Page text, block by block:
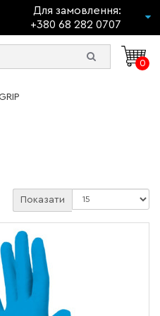
Для замовлення:
+380 68 282 0707
0
Показати